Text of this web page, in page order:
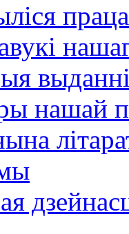
нашай